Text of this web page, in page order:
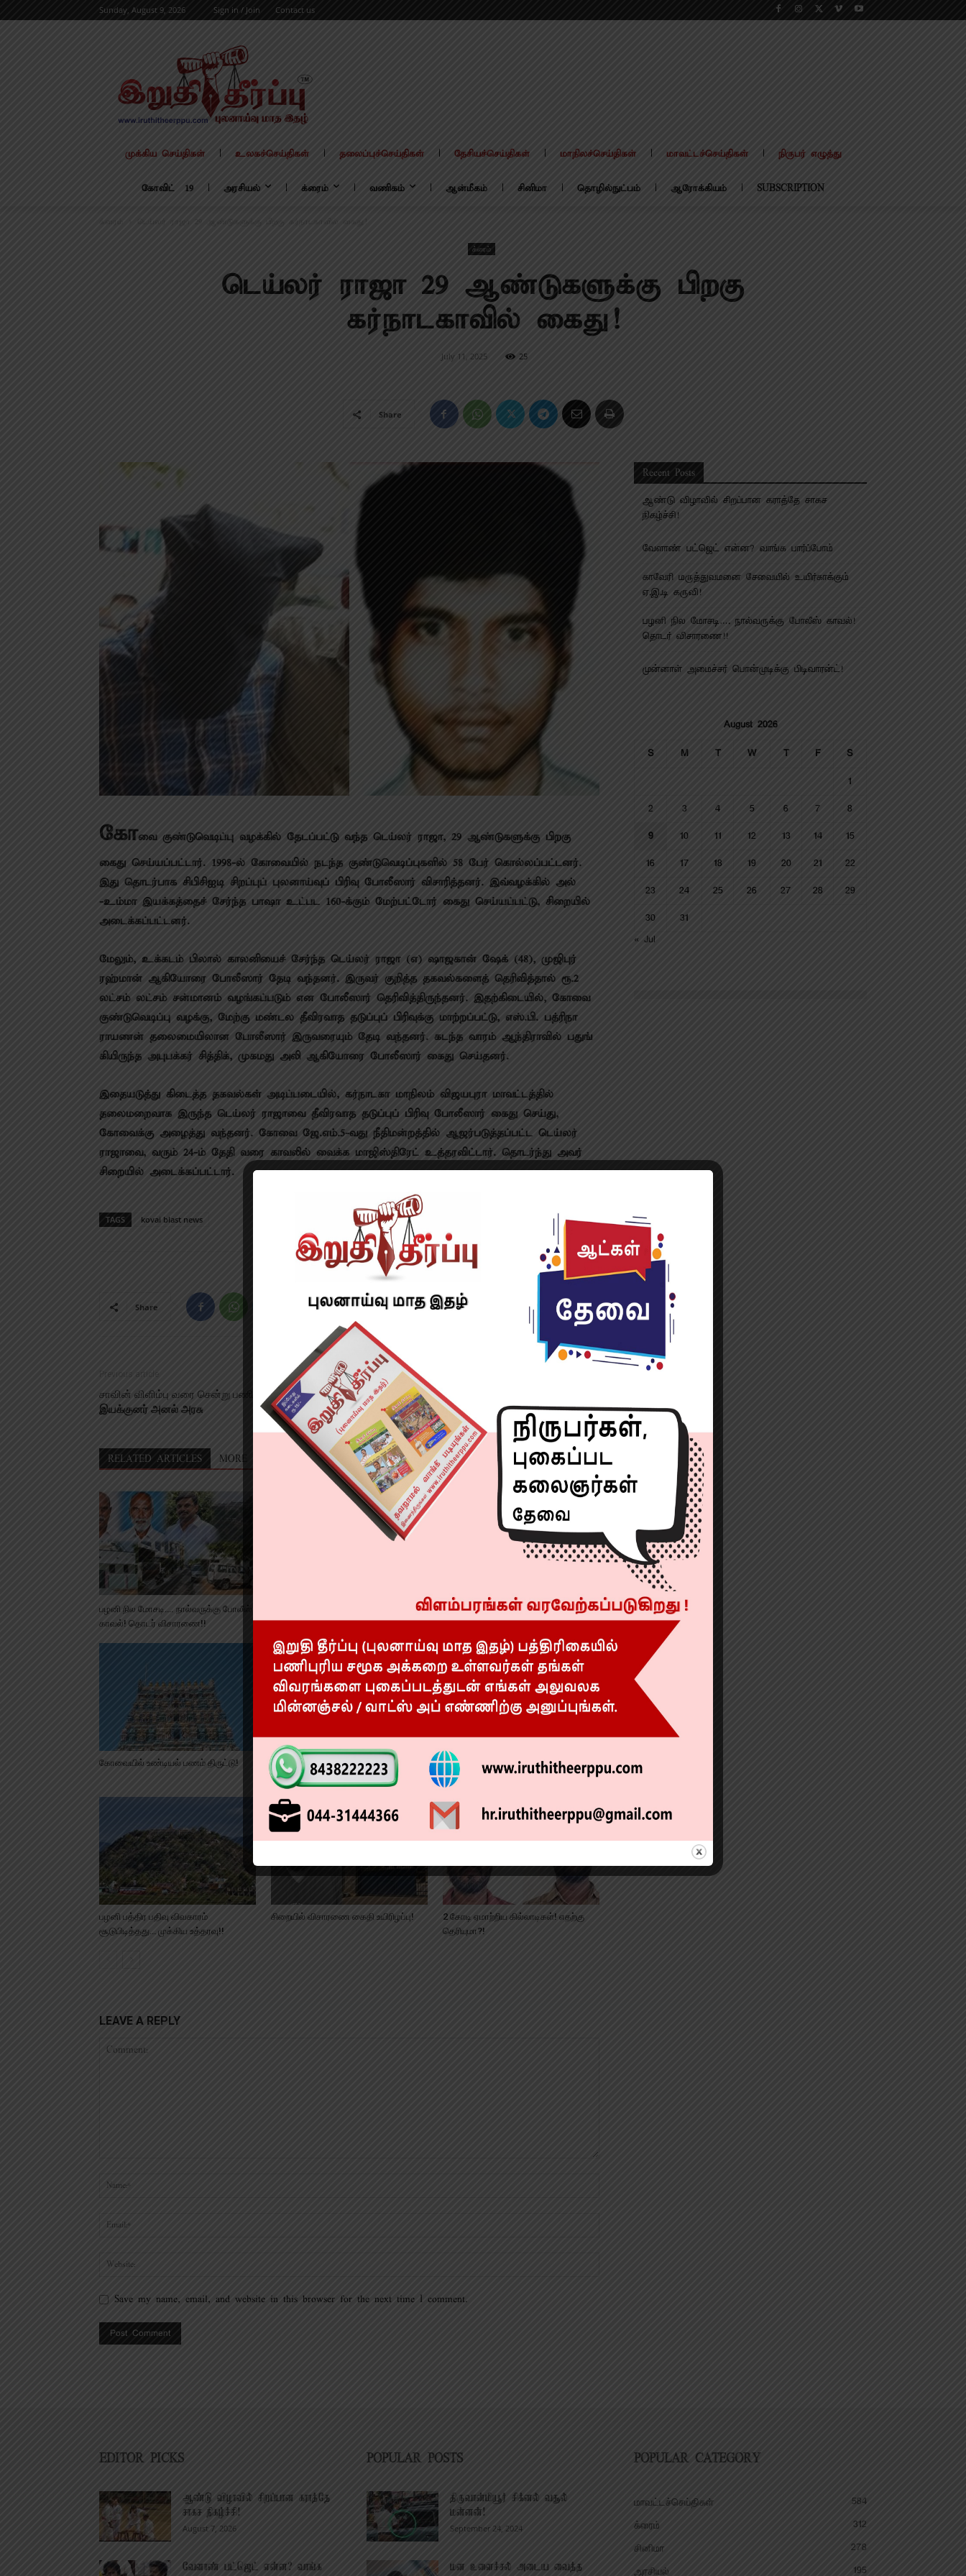
Sunday, August 9, 2026 Sign in / Join Contact us
முக்கிய செய்திகள் உலகச்செய்திகள் தலைப்புச்செய்திகள் தேசியச்செய்திகள் மாநிலச்செய்திகள் மாவட்டச்செய்திகள் நிருபர் எழுத்து
கோவிட் – 19 அரசியல் க்ரைம் வணிகம் ஆன்மீகம் சினிமா தொழில்நுட்பம் ஆரோக்கியம் SUBSCRIPTION
க்ரைம் டெய்லர் ராஜா 29 ஆண்டுகளுக்கு பிறகு கர்நாடகாவில் கைது!
க்ரைம்
டெய்லர் ராஜா 29 ஆண்டுகளுக்கு பிறகு
கர்நாடகாவில் கைது!
July 11, 2025 25
Share
கோவை குண்​டு​வெடிப்பு வழக்​கில் தேடப்​பட்டு வந்த டெய்​லர் ராஜா, 29 ஆண்​டு​களுக்கு பிறகு
கைது செய்​யப்​பட்​டார். 1998-ல் கோவை​யில் நடந்த குண்​டு​வெடிப்​பு​களில் 58 பேர் கொல்​லப்​பட்​டனர்.
இது தொடர்​பாக சிபிசிஐடி சிறப்​புப் புல​னாய்​வுப் பிரிவு போலீ​ஸார் விசா​ரித்​தனர். இவ்​வழக்​கில் அல்​
-உம்மா இயக்​கத்​தைச் சேர்ந்த பாஷா உட்பட 160-க்​கும் மேற்​பட்​டோர் கைது செய்​யப்​பட்​டு, சிறை​யில்
அடைக்​கப்​பட்​டனர்.
மேலும், உக்​கடம் பிலால் காலனியைச் சேர்ந்த டெய்​லர் ராஜா (எ) ஷாஜ​கான் ஷேக் (48), முஜிபுர்
ரஹ்​மான் ஆகியோரை போலீ​ஸார் தேடி வந்​தனர். இரு​வர் குறித்த தகவல்​களைத் தெரி​வித்​தால் ரூ.2
லட்​சம் லட்​சம் சன்​மானம் வழங்​கப்படும் என போலீ​ஸார் தெரி​வித்​திருந்​தனர். இதற்​கிடை​யில், கோவை
குண்​டு​வெடிப்பு வழக்​கு, மேற்கு மண்டல தீவிர​வாத தடுப்​புப் பிரிவுக்கு மாற்​றப்​பட்​டு, எஸ்​.பி. பத்​ரி​நா​
ராயணன் தலை​மையி​லான போலீ​ஸார் இரு​வரை​யும் தேடி வந்​தனர். கடந்த வாரம் ஆந்​தி​ரா​வில் பதுங்​
கி​யிருந்த அபுபக்​கர் சித்​திக், முகமது அலி ஆகியோரை போலீ​ஸார் கைது செய்​தனர்.
இதையடுத்து கிடைத்த தகவல்​கள் அடிப்​படை​யில், கர்​நாடகா மாநிலம் விஜயபுரா மாவட்​டத்​தில்
தலைமறை​வாக இருந்த டெய்​லர் ராஜாவை தீவிர​வாத தடுப்​புப் பிரிவு போலீ​ஸார் கைது செய்​து,
கோவைக்கு அழைத்து வந்​தனர். கோவை ஜே.எம்​.5-வது நீதி​மன்​றத்​தில் ஆஜர்​படுத்​தப்​பட்ட டெய்​லர்
ராஜாவை, வரும் 24-ம் தேதி வரை காவலில் வைக்க மாஜிஸ்​திரேட் உத்​தர​விட்​டார். தொடர்ந்து அவர்
சிறை​யில் அடைக்​கப்​பட்​டார்.
TAGS kovai blast news
Share
Previous article
சாவின் விளிம்பு வரை சென்று பணியாற்றி உள்ளேன்-
இயக்குனர் அனல் அரசு
மகனை வைத்து காதலனின் மனைவியை கொன்ற
தாய்!
RELATED ARTICLES MORE FROM AUTHOR
பழனி நில மோசடி…. நால்வருக்கு போலீஸ்
காவல்! தொடர் விசாரணை!!
சவீதா டாக்டர்கள் அலட்சியம்! பறிபோன
மாணவன் உயிர்!
கோவையில் உண்டியல் பணம் திருட்டு!
தஞ்சாவூரில் டிஸ்மிஸ் செய்யப்பட்ட நபர்!
எப்படி வேலை பார்க்கிறார்?!
லஞ்சம் வாங்கியது உறுதி! TVK ஊராட்சி
மன்றத் தலைவர் கைது!!
பழனி பத்திர பதிவு விவகாரம்
சூடுபிடித்தது… முக்கிய உத்தரவு!!
சிறையில் விசாரணை கைதி உயிரிழப்பு!
2 கோடி ஏமாற்றிய கில்லாடிகள்! எதற்கு
தெரியுமா?!
LEAVE A REPLY
Save my name, email, and website in this browser for the next time I comment.
Recent Posts
ஆண்டு விழாவில் சிறப்பான கராத்தே சாகச
நிகழ்ச்சி!
வேளாண் பட்ஜெட் என்ன? வாங்க பார்ப்போம்
காவேரி மருத்துவமனை சேவையில் உயிர்காக்கும்
ஏ.இ.டி கருவி!
பழனி நில மோசடி…. நால்வருக்கு போலீஸ் காவல்!
தொடர் விசாரணை!!
முன்னாள் அமைச்சர் பொன்முடிக்கு பிடிவாரன்ட்!
August 2026
S M T W T F S
1
2 3 4 5 6 7 8
9 10 11 12 13 14 15
16 17 18 19 20 21 22
23 24 25 26 27 28 29
30
31
« Jul
EDITOR PICKS
ஆண்டு விழாவில் சிறப்பான கராத்தே
சாகச நிகழ்ச்சி!
August 7, 2026
வேளாண் பட்ஜெட் என்ன? வாங்க
POPULAR POSTS
திருவான்மியூர் சிக்னல் வசூல்
மன்னன்!
September 24, 2024
மன உளைச்சல் அடைய வைத்த
POPULAR CATEGORY
மாவட்டச்செய்திகள்
584
க்ரைம்
312
சினிமா
278
அரசியல்
195